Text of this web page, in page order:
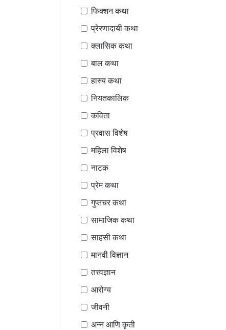
फिक्शन कथा
प्रेरणादायी कथा
क्लासिक कथा
बाल कथा
हास्य कथा
नियतकालिक
कविता
प्रवास विशेष
महिला विशेष
नाटक
प्रेम कथा
गुप्तचर कथा
सामाजिक कथा
साहसी कथा
मानवी विज्ञान
तत्त्वज्ञान
आरोग्य
जीवनी
अन्न आणि कृती